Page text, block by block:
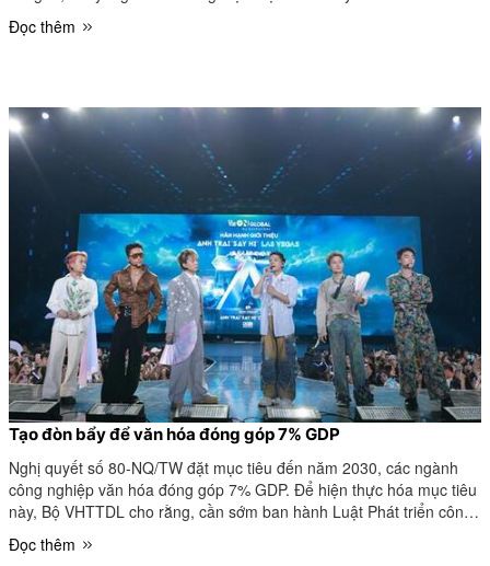
là… giá vé.
Đọc thêm
Tạo đòn bẩy để văn hóa đóng góp 7% GDP
Nghị quyết số 80-NQ/TW đặt mục tiêu đến năm 2030, các ngành
công nghiệp văn hóa đóng góp 7% GDP. Để hiện thực hóa mục tiêu
này, Bộ VHTTDL cho rằng, cần sớm ban hành Luật Phát triển công
nghiệp văn hóa.
Đọc thêm